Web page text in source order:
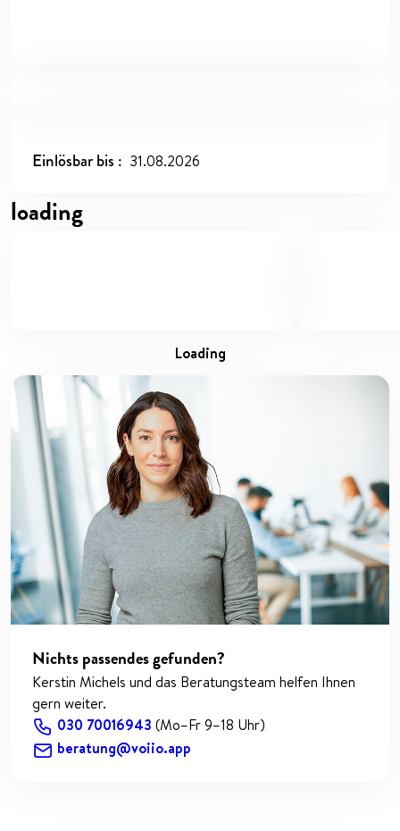
Einlösbar bis 31.08.2026
loading
loading
Nichts passendes gefunden?
Kerstin Michels und das Beratungsteam helfen Ihnen
gern weiter.
030 70016943 (Mo–Fr 9–18 Uhr)
beratung@voiio.app